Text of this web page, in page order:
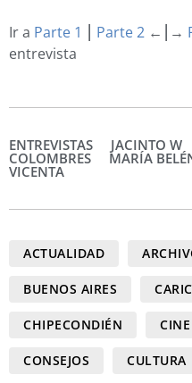
Ir a Parte 1 Parte 2 ←⎮→
entrevista
ENTREVISTAS JACINTO W
COLOMBRES MARÍA
VICENTA
ACTUALIDAD
BUENOS AIRES
CHIPECONDIÉN CINE
CONSEJOS CULTURA